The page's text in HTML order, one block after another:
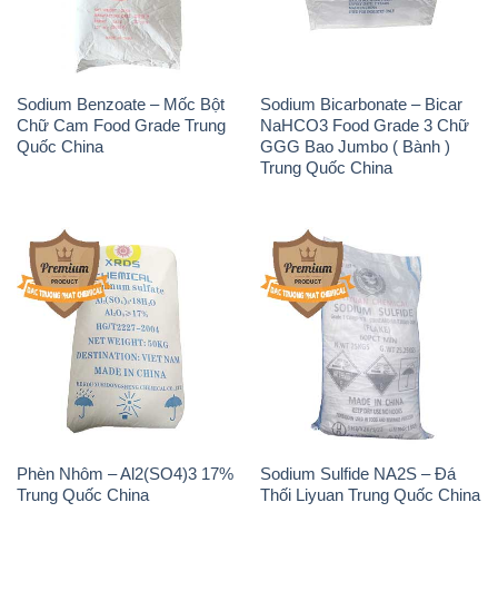
Sodium Benzoate – Mốc Bột
Chữ Cam Food Grade Trung
Quốc China
Sodium Bicarbonate – Bicar
NaHCO3 Food Grade 3 Chữ
GGG Bao Jumbo ( Bành )
Trung Quốc China
Phèn Nhôm – Al2(SO4)3 17%
Trung Quốc China
Sodium Sulfide NA2S – Đá
Thối Liyuan Trung Quốc China